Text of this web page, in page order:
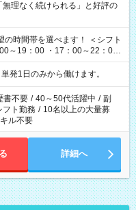
理なく続けられる」と好評の
～19：00 ・17：00～22：00
翌6：00 など
発1日のみから働けます。
書不要 / 40～50代活躍中 / 副
フト勤務 / 10名以上の大量募
ル不要
詳細へ